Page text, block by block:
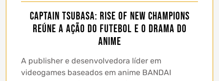
Captain Tsubasa: Rise of New Champions
reúne a ação do futebol e o drama do
anime
A publisher e desenvolvedora líder em
videogames baseados em anime BANDAI